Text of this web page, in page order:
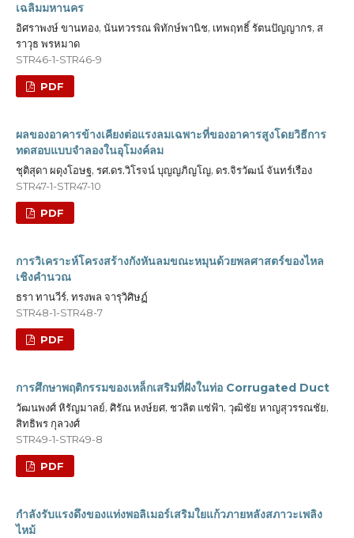
เฉลิมมหานคร
อิศราพงษ์ ขานทอง, นันทวรรณ พิทักษ์พานิช, เทพฤทธิ์ รัตนปัญญากร, ส
ราวุธ พรหมาด
STR46-1-STR46-9
PDF
ผลของอาคารข้างเคียงต่อแรงลมเฉพาะที่ของอาคารสูงโดยวิธีการ
ทดสอบแบบจำลองในอุโมงค์ลม
ชุติสุดา ผดุงโอษฐ, รศ.ดร.วิโรจน์ บุญญภิญโญ, ดร.จิรวัฒน์ จันทร์เรือง
STR47-1-STR47-10
PDF
การวิเคราะห์โครงสร้างกังหันลมขณะหมุนด้วยพลศาสตร์ของไหล
เชิงคำนวณ
ธรา ทานวีร์, ทรงพล จารุวิศิษฏ์
STR48-1-STR48-7
PDF
การศึกษาพฤติกรรมของเหล็กเสริมที่ฝังในท่อ Corrugated Duct
วัฒนพงศ์ หิรัญมาลย์, ศิรัณ หงษ์ยศ, ชวลิต แซ่ฟ้า, วุฒิชัย หาญสุวรรณชัย,
สิทธิพร กุลวงศ์
STR49-1-STR49-8
PDF
กำลังรับแรงดึงของแท่งพอลิเมอร์เสริมใยแก้วภายหลังสภาวะเพลิง
ไหม้